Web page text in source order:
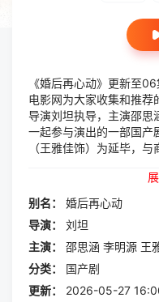
《婚后再心动》更新至
电影网为大家收集和推
导演刘坦执导，主演邵思
一起参与演出的一部国产
（王雅佳饰）为延毕，
夫妻，人后却各怀秘密
这场始于算计的婚姻，...
别名：
婚后再心动
导演：
刘坦
主演：
邵思涵 李明源 王
分类：
国产剧
更新：
2026-05-27